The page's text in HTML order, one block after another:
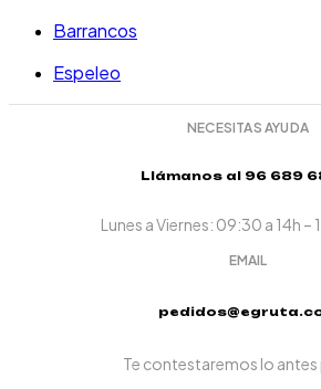
Barrancos
Espeleo
NECESITAS AYUDA
Llámanos al 96 689
Lunes a Viernes: 09:30 a 14h –
EMAIL
Te contestaremos lo antes